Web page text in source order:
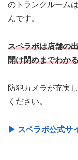
のトランクルーム
んです。
スペラボは店舗の
開け閉めまでわかる
防犯カメラが充実
ください。
▶︎ スペラボ公式サ